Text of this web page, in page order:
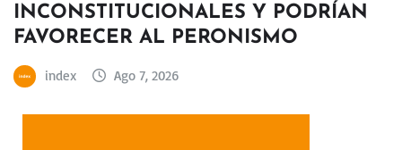
INCONSTITUCIONALES Y PODRÍAN
FAVORECER AL PERONISMO
index Ago 7, 2026